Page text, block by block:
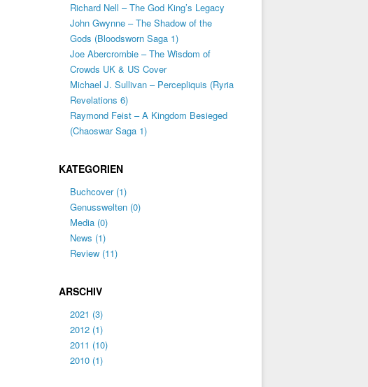
Richard Nell – The God King’s Legacy
John Gwynne – The Shadow of the
Gods (Bloodsworn Saga 1)
Joe Abercrombie – The Wisdom of
Crowds UK & US Cover
Michael J. Sullivan – Percepliquis (Ryria
Revelations 6)
Raymond Feist – A Kingdom Besieged
(Chaoswar Saga 1)
KATEGORIEN
Buchcover(1)
Genusswelten (0)
Media (0)
News (1)
Review (11)
ARSCHIV
2021 (3)
2012 (1)
2011 (10)
2010 (1)